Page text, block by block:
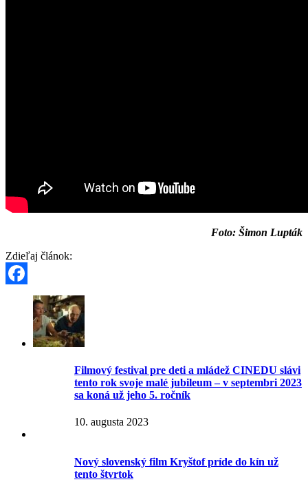
Foto: Šimon Lupták
Zdieľaj článok:
Facebook
Filmový festival pre deti a mládež CINEDU slávi
tento rok svoje malé jubileum – v septembri 2023
sa koná už jeho 5. ročník
10. augusta 2023
Nový slovenský film Kryštof príde do kín už
tento štvrtok